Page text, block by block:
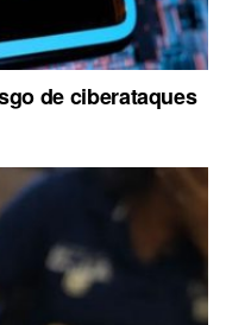
de ciberataques